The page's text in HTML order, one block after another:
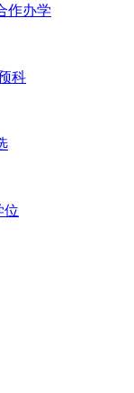
作办学
科
位